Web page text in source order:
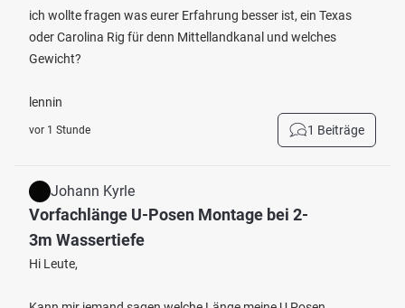
ich wollte fragen was eurer Erfahrung besser ist, ein Texas
oder Carolina Rig für denn Mittellandkanal und welches
Gewicht?
lennin
vor 1 Stunde 1 Beiträge
Johann Kyrle
Vorfachlänge U-Posen Montage bei 2-
3m Wassertiefe
Hi Leute,